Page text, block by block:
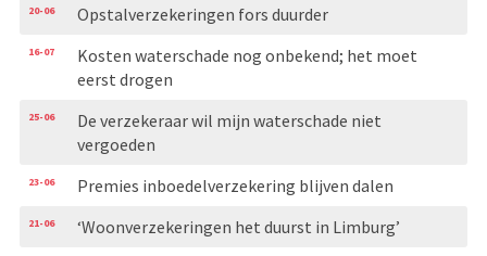
20-06 Opstalverzekeringen fors duurder
16-07
Kosten waterschade nog onbekend; het moet
eerst drogen
25-06
De verzekeraar wil mijn waterschade niet
vergoeden
23-06 Premies inboedelverzekering blijven dalen
21-06 ‘Woonverzekeringen het duurst in Limburg’